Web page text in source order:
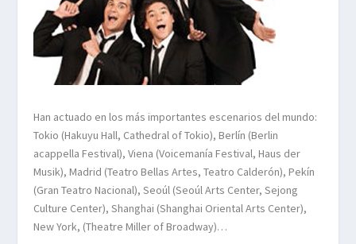
Han actuado en los más importantes escenarios del mundo:
Tokio (Hakuyu Hall, Cathedral of Tokio), Berlín (Berlin
acappella Festival), Viena (Voicemanía Festival, Haus der
Musik), Madrid (Teatro Bellas Artes, Teatro Calderón), Pekín
(Gran Teatro Nacional), Seoúl (Seoúl Arts Center, Sejong
Culture Center), Shanghai (Shanghai Oriental Arts Center),
New York, (Theatre Miller of Broadway)…